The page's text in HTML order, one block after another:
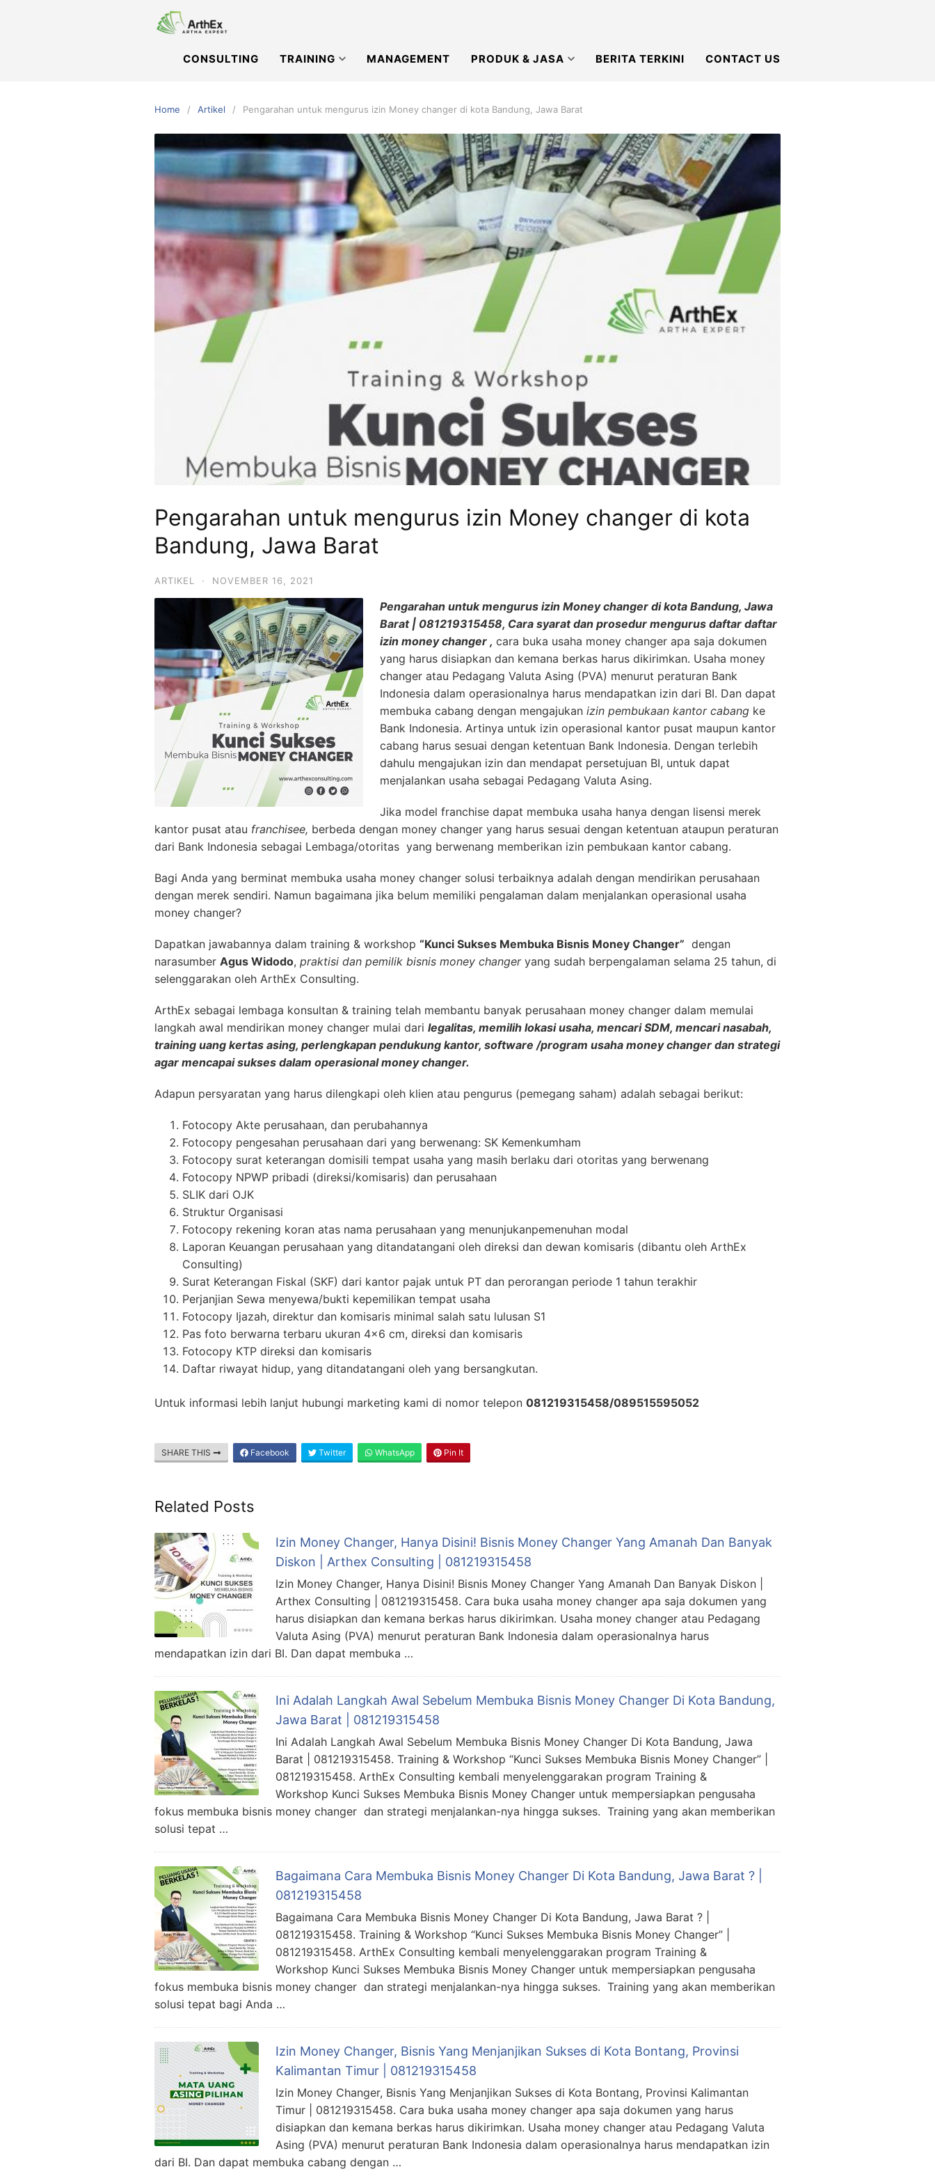
CONSULTING TRAINING MANAGEMENT PRODUK & JASA BERITA TERKINI CONTACT US
Home Artikel Pengarahan untuk mengurus izin Money changer di kota Bandung, Jawa Barat
Pengarahan untuk mengurus izin Money changer di kota
Bandung, Jawa Barat
ARTIKEL · NOVEMBER 16, 2021
Pengarahan untuk mengurus izin Money changer di kota Bandung, Jawa
Barat | 081219315458, Cara syarat dan prosedur mengurus daftar daftar
izin money changer , cara buka usaha money changer apa saja dokumen
yang harus disiapkan dan kemana berkas harus dikirimkan. Usaha money
changer atau Pedagang Valuta Asing (PVA) menurut peraturan Bank
Indonesia dalam operasionalnya harus mendapatkan izin dari BI. Dan dapat
membuka cabang dengan mengajukan izin pembukaan kantor cabang ke
Bank Indonesia. Artinya untuk izin operasional kantor pusat maupun kantor
cabang harus sesuai dengan ketentuan Bank Indonesia. Dengan terlebih
dahulu mengajukan izin dan mendapat persetujuan BI, untuk dapat
menjalankan usaha sebagai Pedagang Valuta Asing.
Jika model franchise dapat membuka usaha hanya dengan lisensi merek
kantor pusat atau franchisee, berbeda dengan money changer yang harus sesuai dengan ketentuan ataupun peraturan
dari Bank Indonesia sebagai Lembaga/otoritas yang berwenang memberikan izin pembukaan kantor cabang.
Bagi Anda yang berminat membuka usaha money changer solusi terbaiknya adalah dengan mendirikan perusahaan
dengan merek sendiri. Namun bagaimana jika belum memiliki pengalaman dalam menjalankan operasional usaha
money changer?
Dapatkan jawabannya dalam training & workshop “Kunci Sukses Membuka Bisnis Money Changer” dengan
narasumber Agus Widodo, praktisi dan pemilik bisnis money changeryang sudah berpengalaman selama 25 tahun, di
selenggarakan oleh ArthEx Consulting.
ArthEx sebagai lembaga konsultan & training telah membantu banyak perusahaan money changer dalam memulai
langkah awal mendirikan money changer mulai dari legalitas, memilih lokasi usaha, mencari SDM, mencari nasabah,
training uang kertas asing, perlengkapan pendukung kantor, software /program usaha money changer dan strategi
agar mencapai sukses dalam operasional money changer.
Adapun persyaratan yang harus dilengkapi oleh klien atau pengurus (pemegang saham) adalah sebagai berikut:
Fotocopy Akte perusahaan, dan perubahannya
Fotocopy pengesahan perusahaan dari yang berwenang: SK Kemenkumham
Fotocopy surat keterangan domisili tempat usaha yang masih berlaku dari otoritas yang berwenang
Fotocopy NPWP pribadi (direksi/komisaris) dan perusahaan
SLIK dari OJK
Struktur Organisasi
Fotocopy rekening koran atas nama perusahaan yang menunjukanpemenuhan modal
Laporan Keuangan perusahaan yang ditandatangani oleh direksi dan dewan komisaris (dibantu oleh ArthEx
Consulting)
Surat Keterangan Fiskal (SKF) dari kantor pajak untuk PT dan perorangan periode 1 tahun terakhir
Perjanjian Sewa menyewa/bukti kepemilikan tempat usaha
Fotocopy Ijazah, direktur dan komisaris minimal salah satu lulusan S1
Pas foto berwarna terbaru ukuran 4×6 cm, direksi dan komisaris
Fotocopy KTP direksi dan komisaris
Daftar riwayat hidup, yang ditandatangani oleh yang bersangkutan.
Untuk informasi lebih lanjut hubungi marketing kami di nomor telepon 081219315458/089515595052
SHARE THIS Facebook Twitter WhatsApp Pin It
Related Posts
Izin Money Changer, Hanya Disini! Bisnis Money Changer Yang Amanah Dan Banyak
Diskon | Arthex Consulting | 081219315458
Izin Money Changer, Hanya Disini! Bisnis Money Changer Yang Amanah Dan Banyak Diskon |
Arthex Consulting | 081219315458. Cara buka usaha money changer apa saja dokumen yang
harus disiapkan dan kemana berkas harus dikirimkan. Usaha money changer atau Pedagang
Valuta Asing (PVA) menurut peraturan Bank Indonesia dalam operasionalnya harus
mendapatkan izin dari BI. Dan dapat membuka …
Ini Adalah Langkah Awal Sebelum Membuka Bisnis Money Changer Di Kota Bandung,
Jawa Barat | 081219315458
Ini Adalah Langkah Awal Sebelum Membuka Bisnis Money Changer Di Kota Bandung, Jawa
Barat | 081219315458. Training & Workshop “Kunci Sukses Membuka Bisnis Money Changer” |
081219315458. ArthEx Consulting kembali menyelenggarakan program Training &
Workshop Kunci Sukses Membuka Bisnis Money Changer untuk mempersiapkan pengusaha
fokus membuka bisnis money changer dan strategi menjalankan-nya hingga sukses. Training yang akan memberikan
solusi tepat …
Bagaimana Cara Membuka Bisnis Money Changer Di Kota Bandung, Jawa Barat ? |
081219315458
Bagaimana Cara Membuka Bisnis Money Changer Di Kota Bandung, Jawa Barat ? |
081219315458. Training & Workshop “Kunci Sukses Membuka Bisnis Money Changer” |
081219315458. ArthEx Consulting kembali menyelenggarakan program Training &
Workshop Kunci Sukses Membuka Bisnis Money Changer untuk mempersiapkan pengusaha
fokus membuka bisnis money changer dan strategi menjalankan-nya hingga sukses. Training yang akan memberikan
solusi tepat bagi Anda …
Izin Money Changer, Bisnis Yang Menjanjikan Sukses di Kota Bontang, Provinsi
Kalimantan Timur | 081219315458
Izin Money Changer, Bisnis Yang Menjanjikan Sukses di Kota Bontang, Provinsi Kalimantan
Timur | 081219315458. Cara buka usaha money changer apa saja dokumen yang harus
disiapkan dan kemana berkas harus dikirimkan. Usaha money changer atau Pedagang Valuta
Asing (PVA) menurut peraturan Bank Indonesia dalam operasionalnya harus mendapatkan izin
dari BI. Dan dapat membuka cabang dengan …